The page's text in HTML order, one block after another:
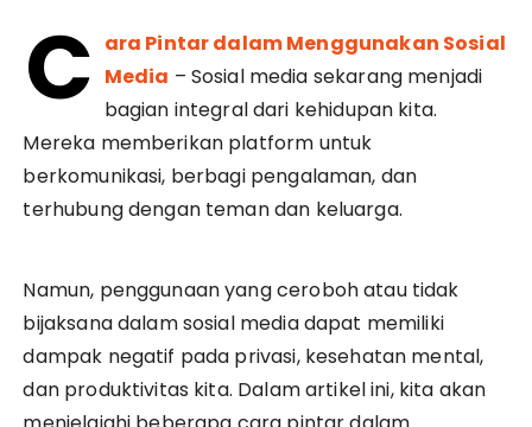
C ara Pintar dalam Menggunakan Sosial
Media – Sosial media sekarang menjadi
bagian integral dari kehidupan kita.
Mereka memberikan platform untuk
berkomunikasi, berbagi pengalaman, dan
terhubung dengan teman dan keluarga.
Namun, penggunaan yang ceroboh atau tidak
bijaksana dalam sosial media dapat memiliki
dampak negatif pada privasi, kesehatan mental,
dan produktivitas kita. Dalam artikel ini, kita akan